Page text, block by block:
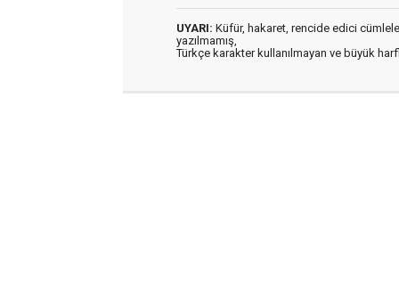
UYARI: Küfür, hakaret, rencide edici
yazılmamış,
Türkçe karakter kullanılmayan ve büyük